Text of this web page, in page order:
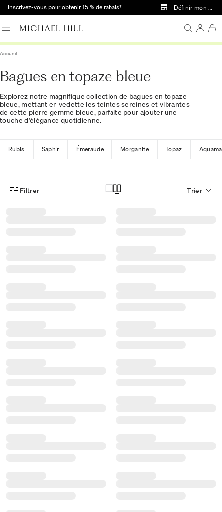
Passer au contenu principal
Inscrivez-vous pour obtenir 15 % de rabais† Définir mon
Accueil
Bagues en topaze bleue
Explorez notre magnifique collection de bagues en topaze
bleue, mettant en vedette les teintes sereines et vibrantes
de cette pierre gemme bleue, parfaite pour ajouter une
touche d'élégance quotidienne.
Rubis Saphir Émeraude Morganite Topaz
Menu des filtres d'articles
Filtrer Trier